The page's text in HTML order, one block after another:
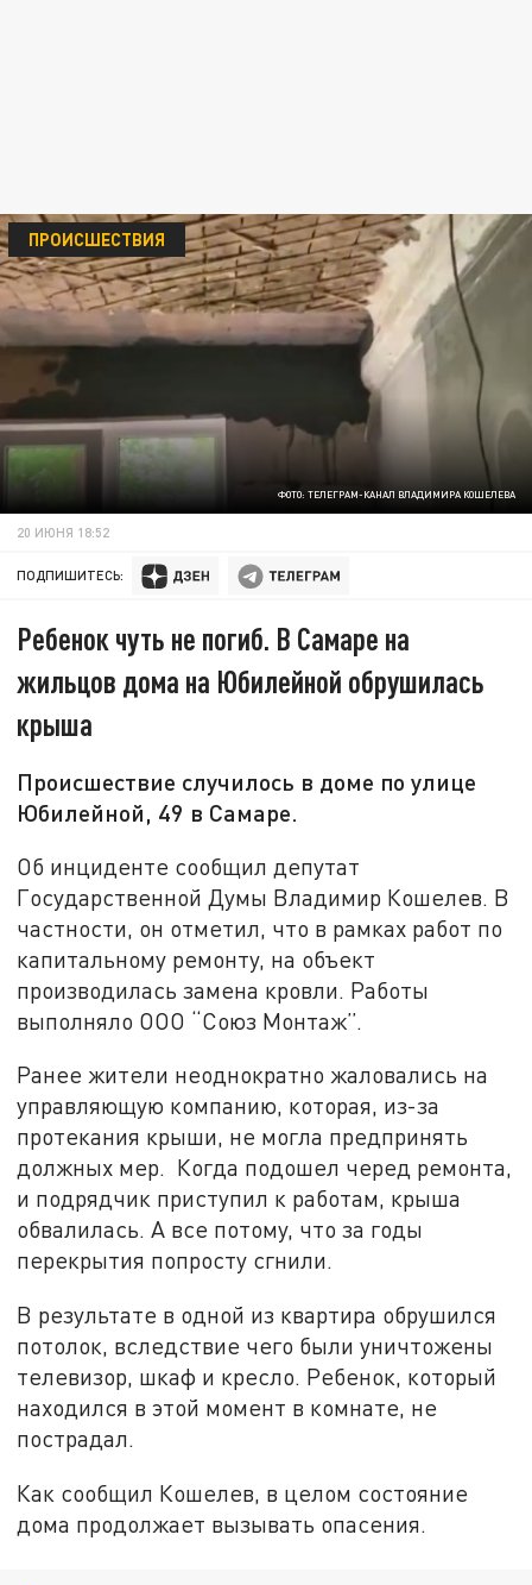
ФОТО: ТЕЛЕГРАМ-КАНАЛ ВЛАДИМИРА КОШЕЛЕВА
ПРОИСШЕСТВИЯ
20 ИЮНЯ 18:52
ПОДПИШИТЕСЬ:
Ребенок чуть не погиб. В Самаре на
жильцов дома на Юбилейной обрушилась
крыша
Происшествие случилось в доме по улице
Юбилейной, 49 в Самаре.
Об инциденте сообщил депутат
Государственной Думы Владимир Кошелев. В
частности, он отметил, что в рамках работ по
капитальному ремонту, на объект
производилась замена кровли. Работы
выполняло ООО “Союз Монтаж”.
Ранее жители неоднократно жаловались на
управляющую компанию, которая, из-за
протекания крыши, не могла предпринять
должных мер. Когда подошел черед ремонта,
и подрядчик приступил к работам, крыша
обвалилась. А все потому, что за годы
перекрытия попросту сгнили.
В результате в одной из квартира обрушился
потолок, вследствие чего были уничтожены
телевизор, шкаф и кресло. Ребенок, который
находился в этой момент в комнате, не
пострадал.
Как сообщил Кошелев, в целом состояние
дома продолжает вызывать опасения.